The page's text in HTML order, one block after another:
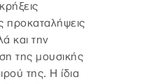
προκαταλήψεις
και την
της μουσικής
της. Η ίδια